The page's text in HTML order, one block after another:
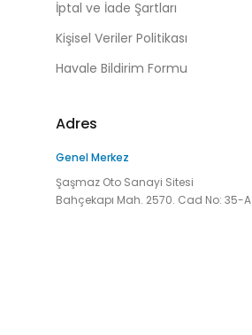
İptal ve İade Şartları
Kişisel Veriler Politikası
Havale Bildirim Formu
Adres
Genel Merkez
Şaşmaz Oto Sanayi Sitesi
Bahçekapı Mah. 2570. Cad No: 35-A